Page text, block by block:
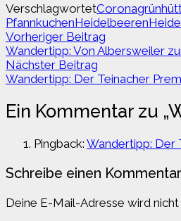
VerschlagwortetCorona
PfannkuchenHeidelbeeren
Beitragsnavigation
Vorheriger Beitrag
Beitrag:
Wandertipp: Von Albersweiler
Nächster Beitrag
Beitrag:
Wandertipp: Der Teinacher
Ein Kommentar zu „
Pingback: Wandertipp: Der
Schreibe einen Kommentar
Deine E-Mail-Adresse wird